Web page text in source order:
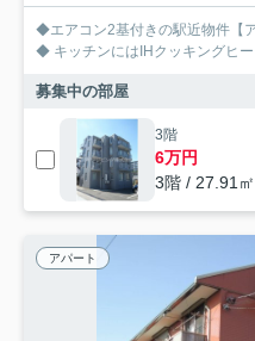
◆エアコン2基付きの駅近物件【アステールⅠ
◆ キッチンにはIHクッキングヒ
募集中の部屋
3階
6万円
3階 / 27.91
アパート